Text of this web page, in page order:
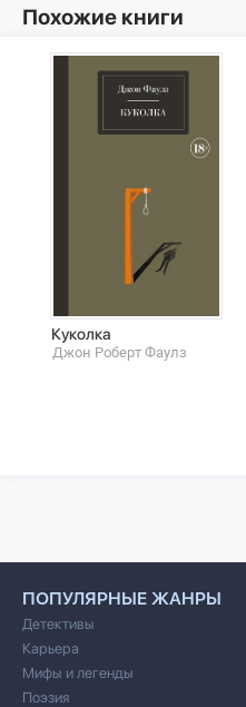
Похожие книги
Куколка
Джон Роберт Фаулз
ПОПУЛЯРНЫЕ ЖАНРЫ
Детективы
Карьера
Мифы и легенды
Поэзия